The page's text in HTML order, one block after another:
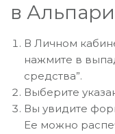
в Альпари
В Личном
нажмите в
средства”.
Выберите
Вы увидите
Ее можно